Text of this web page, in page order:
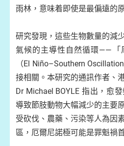
雨林，意味着即使是最偏遠的
研究發現，這些生物數量的減
氣候的主導性自然循環——「
（El Niño–Southern
接相關。本研究的通訊作者、
Dr Michael BOYLE 指出，愈
導致節肢動物大幅減少的主要
受砍伐、農藥、污染等人為因
區，厄爾尼諾極可能是罪魁禍首